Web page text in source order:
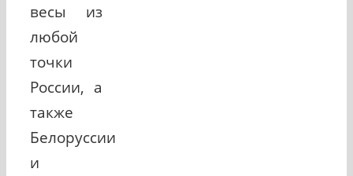
весы из
любой
точки
России, а
также
Белоруссии
и